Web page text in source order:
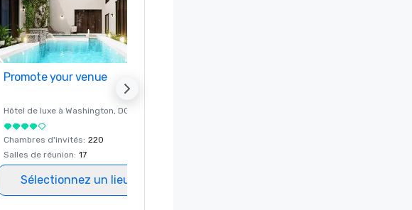
Promote your venue
Hôtel de luxe à Washington, DC
Chambres d'invités: 220
Salles de réunion: 17
Sélectionnez un lieu